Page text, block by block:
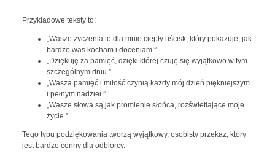
Przykładowe teksty to:
„Wasze życzenia to dla mnie ciepły uścisk, który pokazuje, jak
bardzo was kocham i doceniam.”
„Dziękuję za pamięć, dzięki której czuję się wyjątkowo w tym
szczególnym dniu.”
„Wasza pamięć i miłość czynią każdy mój dzień piękniejszym
i pełnym nadziei.”
„Wasze słowa są jak promienie słońca, rozświetlające moje
życie.”
Tego typu podziękowania tworzą wyjątkowy, osobisty przekaz, który
jest bardzo cenny dla odbiorcy.